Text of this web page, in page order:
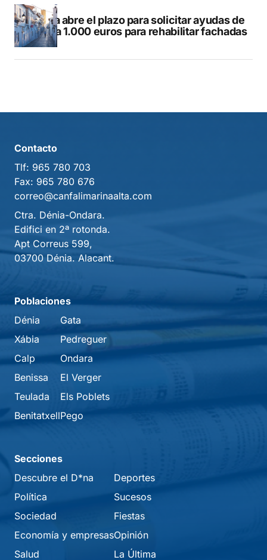
Altea abre el plazo para solicitar ayudas de
hasta 1.000 euros para rehabilitar fachadas
Contacto
Tlf: 965 780 703
Fax: 965 780 676
correo@canfalimarinaalta.com
Ctra. Dénia-Ondara.
Edifici en 2ª rotonda.
Apt Correus 599,
03700 Dénia. Alacant.
Poblaciones
Dénia
Xábia
Calp
Benissa
Teulada
Benitatxell
Gata
Pedreguer
Ondara
El Verger
Els Poblets
Pego
Secciones
Descubre el D*na
Política
Sociedad
Economía y empresas
Salud
Deportes
Sucesos
Fiestas
Opinión
La Última